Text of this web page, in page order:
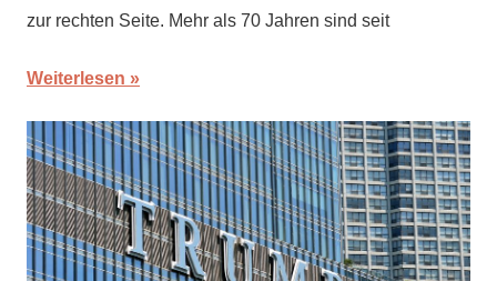
zur rechten Seite. Mehr als 70 Jahren sind seit
Weiterlesen